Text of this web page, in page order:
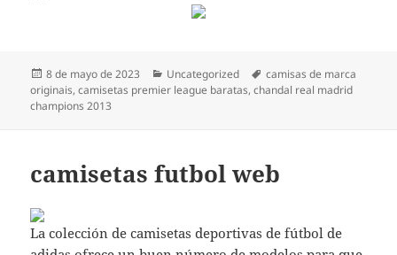
Publicado
el
8 de mayo de 2023 Categorías
Uncategorized Etiquetas
camisas de marca
originais,camisetas premier league baratas,chandal real madrid
champions 2013
camisetas futbol web
La colección de camisetas deportivas de fútbol de